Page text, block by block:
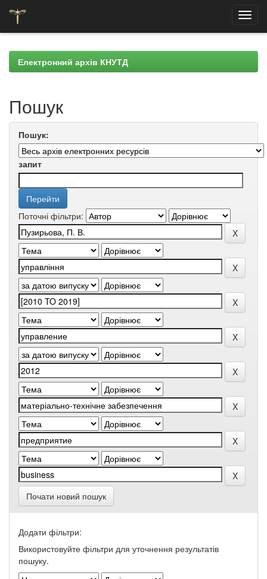
navigationЕлектронний архів КНУТД
Пошук
Пошук:
запит
Поточні фільтри:
Почати новий пошук
Додати фільтри:
Використовуйте фільтри для уточнення результатів
пошуку.